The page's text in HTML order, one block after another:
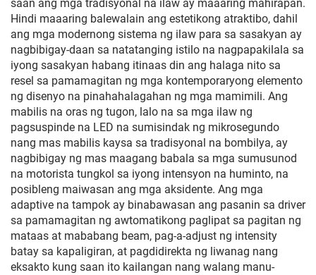
saan ang mga tradisyonal na ilaw ay maaaring mahirapan.
Hindi maaaring balewalain ang estetikong atraktibo, dahil
ang mga modernong sistema ng ilaw para sa sasakyan ay
nagbibigay-daan sa natatanging istilo na nagpapakilala sa
iyong sasakyan habang itinaas din ang halaga nito sa
resel sa pamamagitan ng mga kontemporaryong elemento
ng disenyo na pinahahalagahan ng mga mamimili. Ang
mabilis na oras ng tugon, lalo na sa mga ilaw ng
pagsuspinde na LED na sumisindak ng mikrosegundo
nang mas mabilis kaysa sa tradisyonal na bombilya, ay
nagbibigay ng mas maagang babala sa mga sumusunod
na motorista tungkol sa iyong intensyon na huminto, na
posibleng maiwasan ang mga aksidente. Ang mga
adaptive na tampok ay binabawasan ang pasanin sa driver
sa pamamagitan ng awtomatikong paglipat sa pagitan ng
mataas at mababang beam, pag-a-adjust ng intensity
batay sa kapaligiran, at pagdidirekta ng liwanag nang
eksakto kung saan ito kailangan nang walang manu-